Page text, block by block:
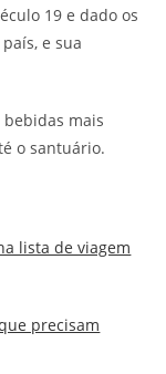
19 e dado os
e sua
bebidas mais
o santuário.
lista de viagem
precisam